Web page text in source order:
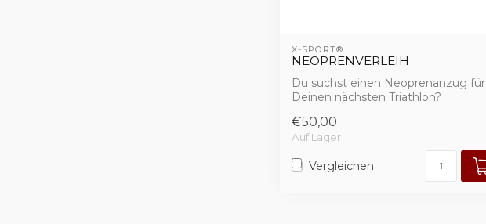
X-SPORT®
NEOPRENVERLEIH
Du suchst einen Neoprenanzug für
Deinen nächsten Triathlon?
€50,00
Auf Lager
Vergleichen